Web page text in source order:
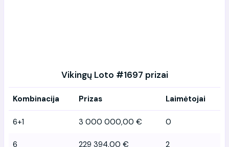
Vikingų Loto #1697 prizai
Kombinacija Prizas Laimėtojai
6+1 3 000 000,00 € 0
6 229 394,00 € 2